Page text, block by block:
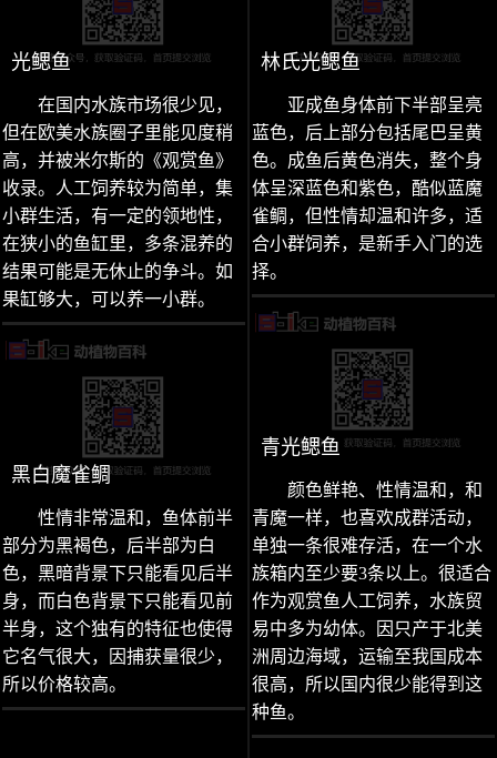
光鳃鱼
在国内水族市场很少见，
但在欧美水族圈子里能见度稍
高，并被米尔斯的《观赏鱼》
收录。人工饲养较为简单，集
小群生活，有一定的领地性，
在狭小的鱼缸里，多条混养的
结果可能是无休止的争斗。如
果缸够大，可以养一小群。
黑白魔雀鲷
性情非常温和，鱼体前半
部分为黑褐色，后半部为白
色，黑暗背景下只能看见后半
身，而白色背景下只能看见前
半身，这个独有的特征也使得
它名气很大，因捕获量很少，
所以价格较高。
林氏光鳃鱼
亚成鱼身体前下半部呈亮
蓝色，后上部分包括尾巴呈黄
色。成鱼后黄色消失，整个身
体呈深蓝色和紫色，酷似蓝魔
雀鲷，但性情却温和许多，适
合小群饲养，是新手入门的选
择。
青光鳃鱼
颜色鲜艳、性情温和，和
青魔一样，也喜欢成群活动，
单独一条很难存活，在一个水
族箱内至少要3条以上。很适合
作为观赏鱼人工饲养，水族贸
易中多为幼体。因只产于北美
洲周边海域，运输至我国成本
很高，所以国内很少能得到这
种鱼。